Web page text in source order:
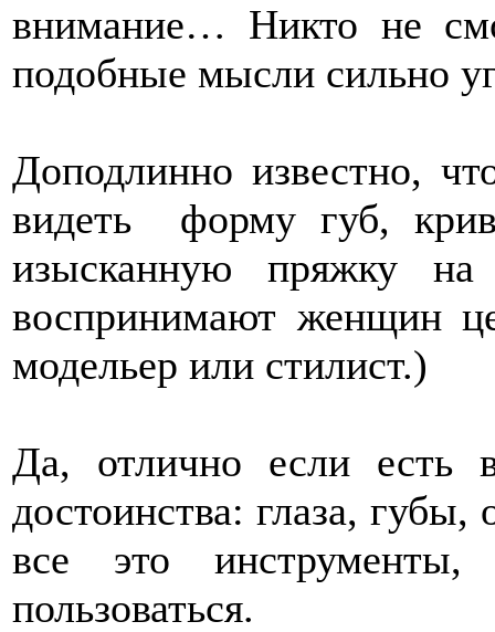
внимание… Никто не
подобные мысли сильно
Доподлинно известно,
видеть форму губ,
изысканную пряжку
воспринимают женщин
модельер или стилист.)
Да, отлично если есть
достоинства: глаза,
все это
пользоваться.